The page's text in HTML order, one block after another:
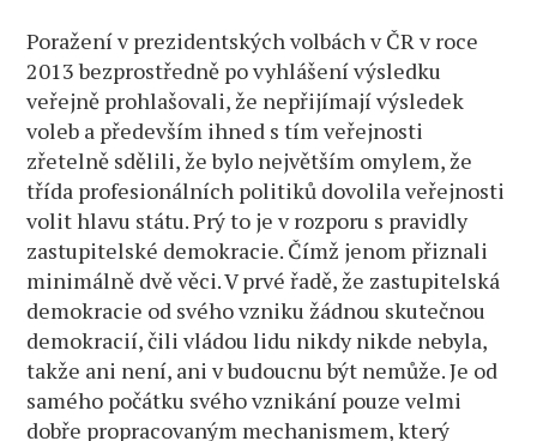
Poražení v prezidentských volbách v ČR v roce
2013 bezprostředně po vyhlášení výsledku
veřejně prohlašovali, že nepřijímají výsledek
voleb a především ihned s tím veřejnosti
zřetelně sdělili, že bylo největším omylem, že
třída profesionálních politiků dovolila veřejnosti
volit hlavu státu. Prý to je v rozporu s pravidly
zastupitelské demokracie. Čímž jenom přiznali
minimálně dvě věci. V prvé řadě, že zastupitelská
demokracie od svého vzniku žádnou skutečnou
demokracií, čili vládou lidu nikdy nikde nebyla,
takže ani není, ani v budoucnu být nemůže. Je od
samého počátku svého vznikání pouze velmi
dobře propracovaným mechanismem, který